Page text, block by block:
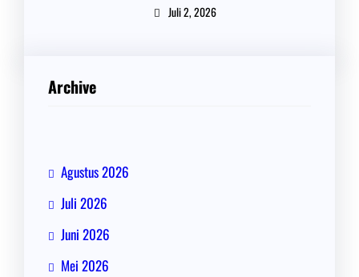
Juli 2, 2026
Archive
Agustus 2026
Juli 2026
Juni 2026
Mei 2026